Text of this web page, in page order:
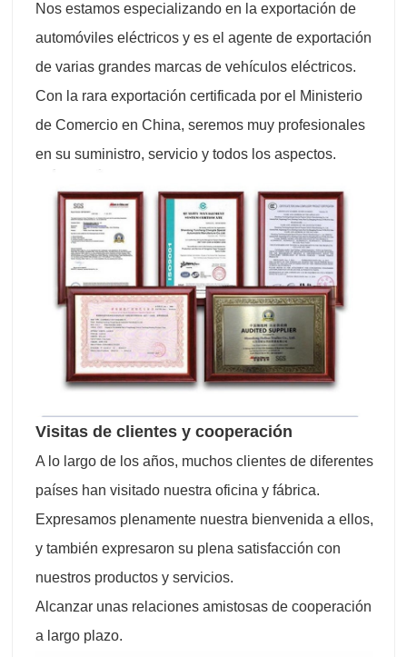
Nos estamos especializando en la exportación de
automóviles eléctricos y es el agente de exportación
de varias grandes marcas de vehículos eléctricos.
Con la rara exportación certificada por el Ministerio
de Comercio en China, seremos muy profesionales
en su suministro, servicio y todos los aspectos.
Visitas de clientes y cooperación
A lo largo de los años, muchos clientes de diferentes
países han visitado nuestra oficina y fábrica.
Expresamos plenamente nuestra bienvenida a ellos,
y también expresaron su plena satisfacción con
nuestros productos y servicios.
Alcanzar unas relaciones amistosas de cooperación
a largo plazo.